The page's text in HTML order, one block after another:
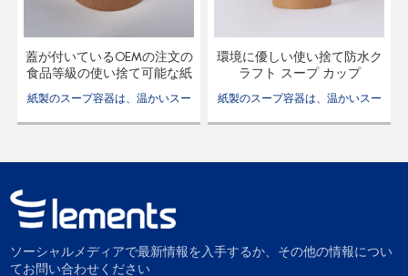
蓋が付いているOEMの注文の
食品等級の使い捨て可能な紙
のスープ ボウルの容器
紙製のスープ容器は、温かいスー
ンです。
環境に優しい使い捨て防水ク
ラフト スープ カップ
紙製のスープ容器は、温かいスー
ンです。
ソーシャルメディアで最新情報を入手するか、その他の情報につい
てお問い合わせください